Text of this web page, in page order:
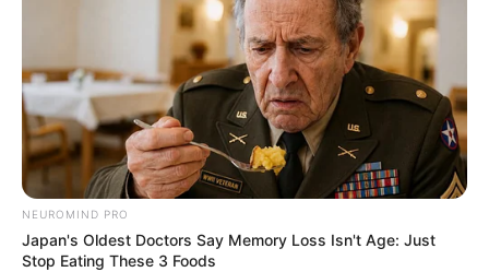
NEUROMIND PRO
Japan's Oldest Doctors Say Memory Loss Isn't Age: Just
Stop Eating These 3 Foods